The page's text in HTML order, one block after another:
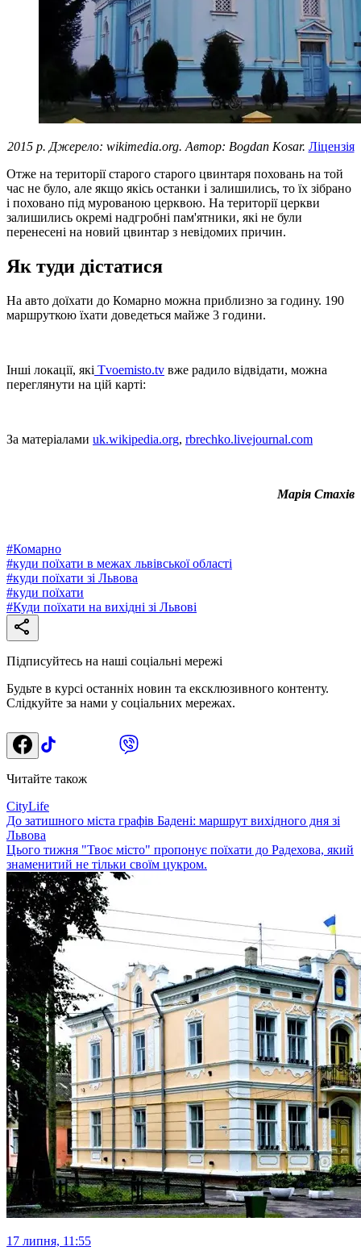
2015 р. Джерело: wikimedia.org. Автор: Bogdan Kosar. Ліцензія
Отже на території старого старого цвинтаря поховань на той
час не було, але якщо якісь останки і залишились, то їх зібрано
і поховано під мурованою церквою. На території церкви
залишились окремі надгробні пам'ятники, які не були
перенесені на новий цвинтар з невідомих причин.
Як туди дістатися
На авто доїхати до Комарно можна приблизно за годину. 190
маршруткою їхати доведеться майже 3 години.
Інші локації, які Tvoemisto.tv вже радило відвідати, можна
переглянути на цій карті:
За матеріалами uk.wikipedia.org, rbrechko.livejournal.com
Марія Стахів
#Комарно
#куди поїхати в межах львівської області
#куди поїхати зі Львова
#куди поїхати
#Куди поїхати на вихідні зі Львові
Підписуйтесь на наші соціальні мережі
Будьте в курсі останніх новин та ексклюзивного контенту.
Слідкуйте за нами у соціальних мережах.
Читайте також
CityLife
До затишного міста графів Бадені: маршрут вихідного дня зі
Львова
Цього тижня "Твоє місто" пропонує поїхати до Радехова, який
знаменитий не тільки своїм цукром.
17 липня, 11:55